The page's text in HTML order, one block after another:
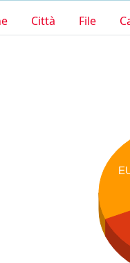
Città File